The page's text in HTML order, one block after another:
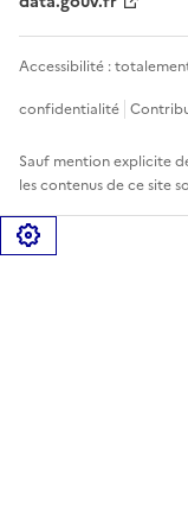
Accessibilité :
confidentialité
Sauf mention explicite
les contenus de ce site
Gérer les cookies